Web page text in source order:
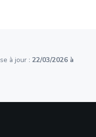
à jour : 22/03/2026 à